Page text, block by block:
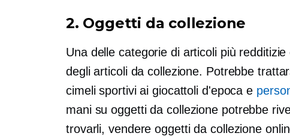
2. Oggetti da collezione
Una delle categorie di articoli più
degli articoli da collezione. Potrebbe
cimeli sportivi ai giocattoli d'epoca e
mani su oggetti da collezione potrebbe
trovarli, vendere oggetti da collezione